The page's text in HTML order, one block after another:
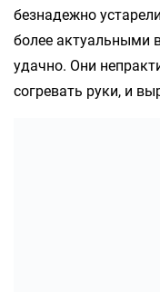
безнадежно
более актуальными
удачно. Они
согревать руки, и